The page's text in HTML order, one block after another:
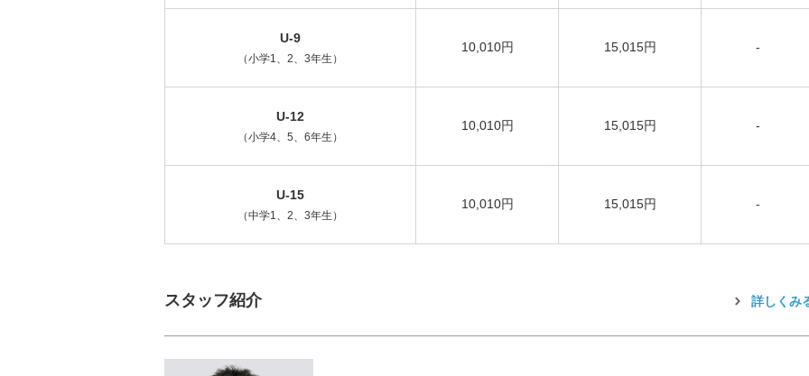
U-9
（小学1、2、3年生）
10,010円 15,015円 -
U-12
（小学4、5、6年生）
10,010円 15,015円 -
U-15
（中学1、2、3年生）
10,010円 15,015円 -
スタッフ紹介 詳しくみ